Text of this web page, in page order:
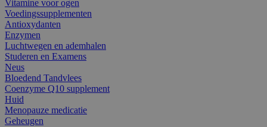
Vitamine voor ogen
Voedingssupplementen
Antioxydanten
Enzymen
Luchtwegen en ademhalen
Studeren en Examens
Neus
Bloedend Tandvlees
Coenzyme Q10 supplement
Huid
Menopauze medicatie
Geheugen